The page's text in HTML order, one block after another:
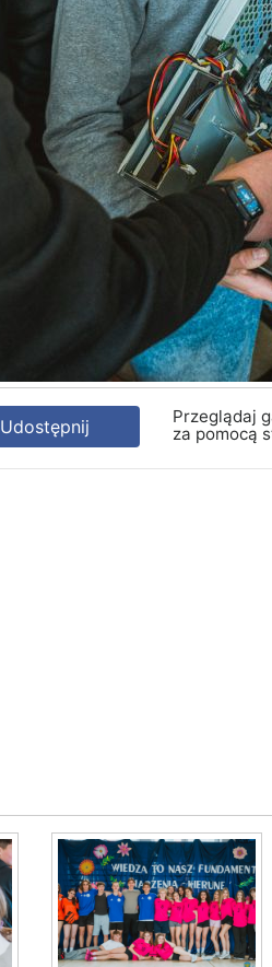
Udostępnij
Przeglądaj
za pomocą